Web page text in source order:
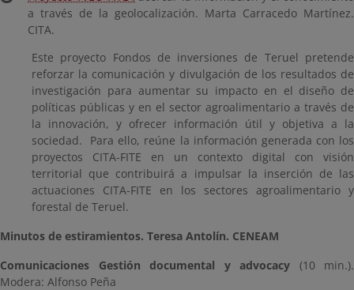
a través de la geolocalización. Marta Carracedo Martínez.
CITA.
Este proyecto Fondos de inversiones de Teruel pretende
reforzar la comunicación y divulgación de los resultados de
investigación para aumentar su impacto en el diseño de
políticas públicas y en el sector agroalimentario a través de
la innovación, y ofrecer información útil y objetiva a la
sociedad. Para ello, reúne la información generada con los
proyectos CITA-FITE en un contexto digital con visión
territorial que contribuirá a impulsar la inserción de las
actuaciones CITA-FITE en los sectores agroalimentario y
forestal de Teruel.
Minutos de estiramientos. Teresa Antolín. CENEAM
Comunicaciones Gestión documental y advocacy (10 min.).
Modera: Alfonso Peña